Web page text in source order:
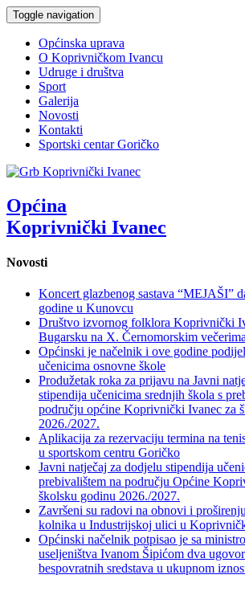
Toggle navigation
Općinska uprava
O Koprivničkom Ivancu
Udruge i društva
Sport
Galerija
Novosti
Kontakti
Sportski centar Goričko
Općina
Koprivnički Ivanec
Novosti
Koncert glazbenog sastava “MEJAŠI”
godine u Kunovcu
Društvo izvornog folklora Koprivnički
Bugarsku na X. Černomorskim
Općinski je načelnik i ove godine
učenicima osnovne škole
Produžetak roka za prijavu na Javni
stipendija učenicima srednjih škola s
području općine Koprivnički Ivanec za
2026./2027.
Aplikacija za rezervaciju termina na
u sportskom centru Goričko
Javni natječaj za dodjelu stipendija
prebivalištem na području Općine
školsku godinu 2026./2027.
Završeni su radovi na obnovi i
kolnika u Industrijskoj ulici u
Općinski načelnik potpisao je sa
useljeništva Ivanom Šipićom dva
bespovratnih sredstava u ukupnom